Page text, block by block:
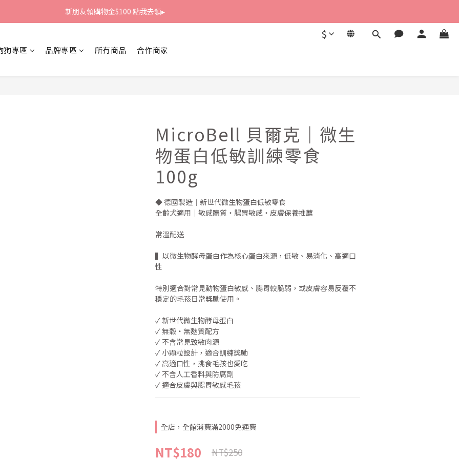
新朋友領購物金$100 點我去領▸
新朋友領購物金$100 點我去領▸
$
狗專區 品牌專區 所有商品 合作商家
MicroBell 貝爾克｜微生
物蛋白低敏訓練零食
100g
◆ 德國製造｜新世代微生物蛋白低敏零食
全齡犬適用｜敏感體質・腸胃敏感・皮膚保養推薦
常溫配送
▍以微生物酵母蛋白作為核心蛋白來源，低敏、易消化、高適口
性
特別適合對常見動物蛋白敏感、腸胃較脆弱，或皮膚容易反覆不
穩定的毛孩日常獎勵使用。
✓ 新世代微生物酵母蛋白
✓ 無穀・無麩質配方
✓ 不含常見致敏肉源
✓ 小顆粒設計，適合訓練獎勵
✓ 高適口性，挑食毛孩也愛吃
✓ 不含人工香料與防腐劑
✓ 適合皮膚與腸胃敏感毛孩
全店，全館消費滿2000免運費
NT$180 NT$250